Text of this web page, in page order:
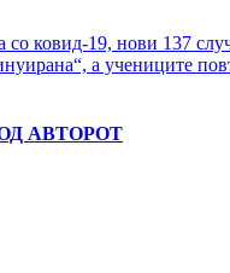
ковид-19, нови 137
а учениците
АВТОРОТ